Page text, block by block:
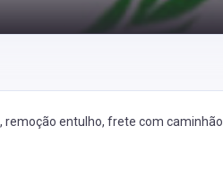
entulho, frete com caminhão.